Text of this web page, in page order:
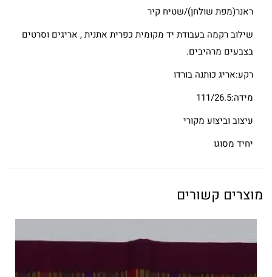
ראנר(מפת שולחן)/שטיח קיר
שילוב רקמה בעבודת יד מקומית כפרית אתנית , אריגים וסרטים
בצבעים מרהיבים.
רקע:אריג כותנה בורדו
מידה:111/26.5
עיצוב וביצוע מקורי
יחיד מסוגו
מוצרים קשורים